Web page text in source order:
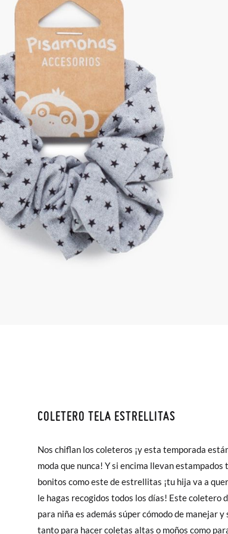
COLETERO TELA ESTRELLITAS
Nos chiflan los coleteros ¡y esta temporada
moda que nunca! Y si encima llevan estampados
bonitos como este de estrellitas ¡tu hija va a
le hagas recogidos todos los días! Este coletero
para niña es además súper cómodo de manejar y
tanto para hacer coletas altas o moños como
perfecto para cualquier época del año ¡y
combinado con ropa lisa e incluso otro tipo
En Pisamonas todos los Envíos son GRATIS y
Además del envío estándar gratuito (2-3 días
poco más (3,95€) elegir Envío Urgente en
En Baleares el tiempo de envío es de 3-4 días
Sólo en Pisamonas envíos y cambios gratis, sin